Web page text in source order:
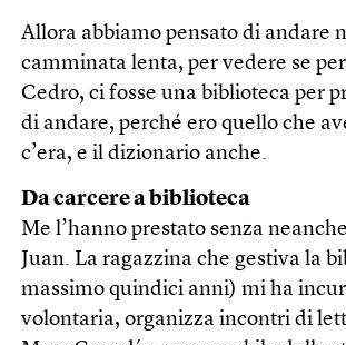
Allora abbiamo pensato di andare
camminata lenta, per vedere se
Cedro, ci fosse una biblioteca per
di andare, perché ero quello che
c’era, e il dizionario anche.
Da carcere a biblioteca
Me l’hanno prestato senza
Juan. La ragazzina che gestiva la
massimo quindici anni) mi ha
volontaria, organizza incontri di